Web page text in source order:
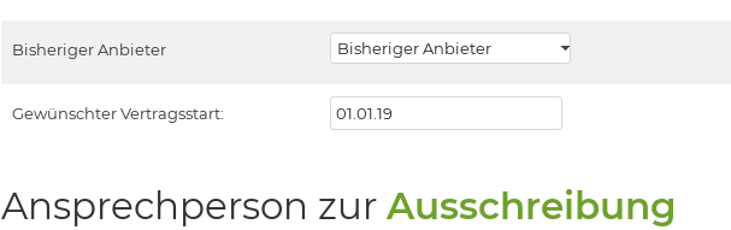
Bisheriger Anbieter
Gewünschter Vertragsstart:
Ansprechperson zur Ausschreibung